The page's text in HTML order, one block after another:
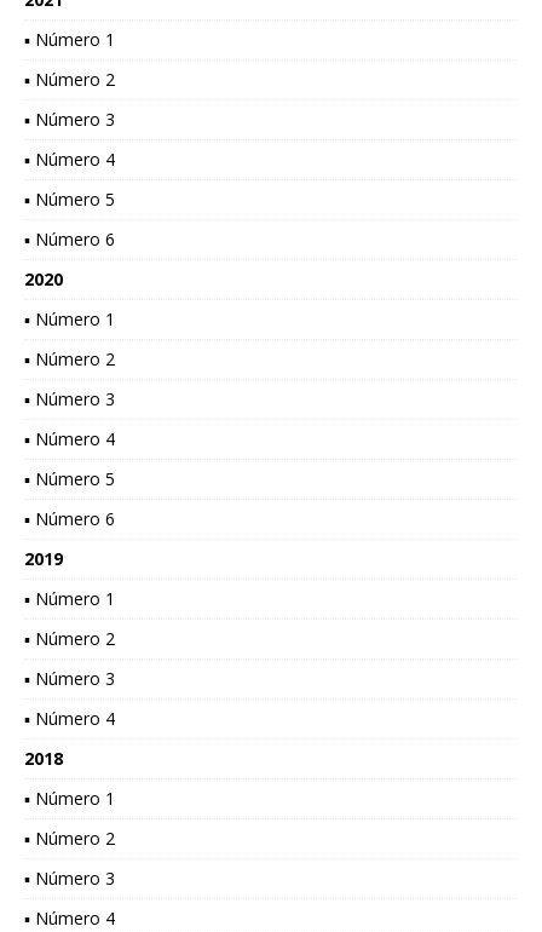
▪ Número 1
▪ Número 2
▪ Número 3
▪ Número 4
▪ Número 5
▪ Número 6
2020
▪ Número 1
▪ Número 2
▪ Número 3
▪ Número 4
▪ Número 5
▪ Número 6
2019
▪ Número 1
▪ Número 2
▪ Número 3
▪ Número 4
2018
▪ Número 1
▪ Número 2
▪ Número 3
▪ Número 4